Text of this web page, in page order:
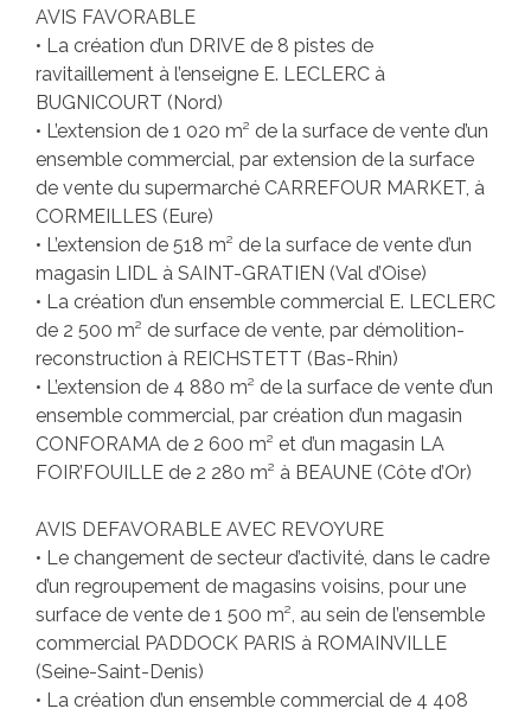
AVIS FAVORABLE
• La création d’un DRIVE de 8 pistes de
ravitaillement à l’enseigne E. LECLERC à
BUGNICOURT (Nord)
• L’extension de 1 020 m² de la surface de vente d’un
ensemble commercial, par extension de la surface
de vente du supermarché CARREFOUR MARKET, à
CORMEILLES (Eure)
• L’extension de 518 m² de la surface de vente d’un
magasin LIDL à SAINT-GRATIEN (Val d’Oise)
• La création d’un ensemble commercial E. LECLERC
de 2 500 m² de surface de vente, par démolition-
reconstruction à REICHSTETT (Bas-Rhin)
• L’extension de 4 880 m² de la surface de vente d’un
ensemble commercial, par création d’un magasin
CONFORAMA de 2 600 m² et d’un magasin LA
FOIR’FOUILLE de 2 280 m² à BEAUNE (Côte d’Or)
AVIS DEFAVORABLE AVEC REVOYURE
• Le changement de secteur d’activité, dans le cadre
d’un regroupement de magasins voisins, pour une
surface de vente de 1 500 m², au sein de l’ensemble
commercial PADDOCK PARIS à ROMAINVILLE
(Seine-Saint-Denis)
• La création d’un ensemble commercial de 4 408